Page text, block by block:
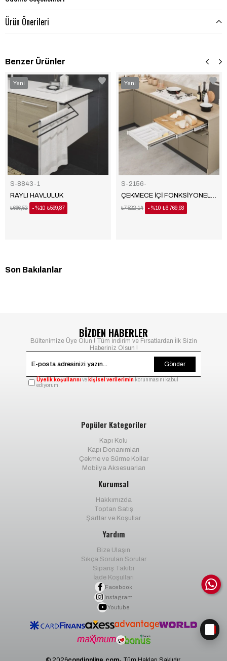
Ürün Önerileri
Benzer Ürünler
S-8843-1
RAYLI HAVLULUK
%10 ₺599,87
₺666,52
Yeni
Ürün
S-2156-
ÇEKMECE İÇİ FONKSİYONEL KESME TABLASI
%10 ₺6.769,93
₺7.522,14
Yeni
Son Bakılanlar
BİZDEN HABERLER
Bültenimize Üye Olun ! Tüm İndirim ve Fırsatlardan İlk Sizin
Haberiniz Olsun !
Gönder
Üyelik koşullarınıve kişisel verilerimin korunmasını kabul
ediyorum.
Popüler Kategoriler
Kapı Kolu
Kapı Donanımları
Çekme ve Sürme Kollar
Mobilya Aksesuarları
Kurumsal
Hakkımızda
Toptan Satış
Şartlar ve Koşullar
Yardım
Bize Ulaşın
Sıkça Sorulan Sorular
Sipariş Takibi
İade Koşulları
Facebook
Instagram
Youtube